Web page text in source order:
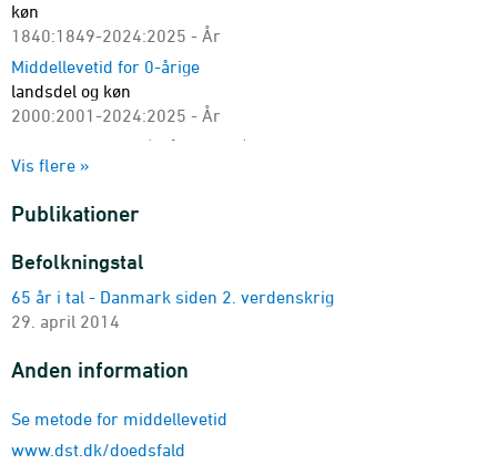
køn
1840:1849-2024:2025 - År
Middellevetid for 0-årige
landsdel og køn
2000:2001-2024:2025 - År
Dødelighedstavle (2-års tavler)
køn, alder og dødelighedstavle
Dødelighedstavle (5-års tavler)
køn, alder og dødelighedstavle
1901:1905-2021:2025
Middellevetid for 0-årige
kommune og køn
region og køn
Vis flere »
Publikationer
Befolkningstal
65 år i tal - Danmark siden 2. verdenskrig
29. april 2014
Anden information
Se metode for middellevetid
www.dst.dk/doedsfald